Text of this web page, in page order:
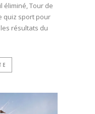
éliminé, Tour de
quiz sport pour
résultats du